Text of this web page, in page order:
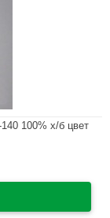
100% х/б цвет